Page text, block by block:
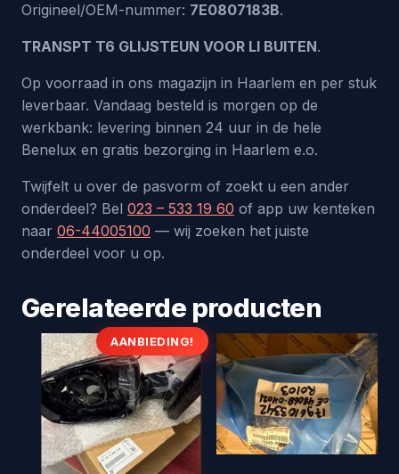
Origineel/OEM-nummer: 7E0807183B.
TRANSPT T6 GLIJSTEUN VOOR LI BUITEN.
Op voorraad in ons magazijn in Haarlem en per stuk
leverbaar. Vandaag besteld is morgen op de
werkbank: levering binnen 24 uur in de hele
Benelux en gratis bezorging in Haarlem e.o.
Twijfelt u over de pasvorm of zoekt u een ander
onderdeel? Bel 023 – 533 19 60 of app uw kenteken
naar 06-44005100 — wij zoeken het juiste
onderdeel voor u op.
Gerelateerde producten
AANBIEDING!